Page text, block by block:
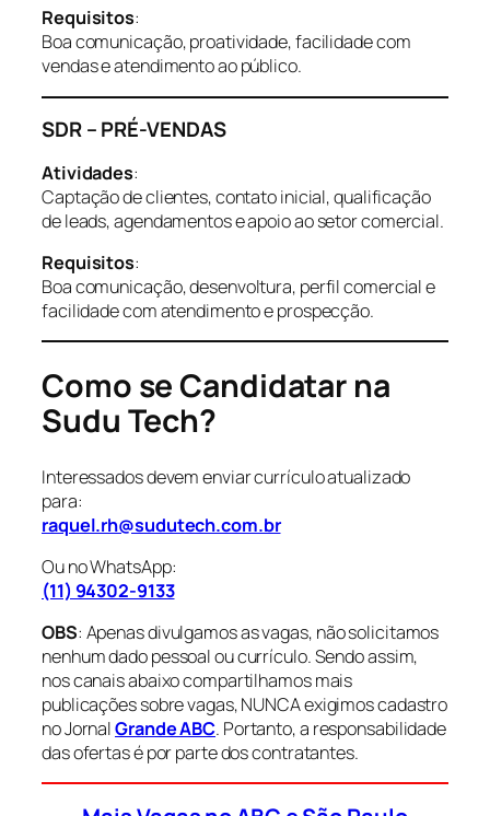
Requisitos:
Boa comunicação, proatividade, facilidade com
vendas e atendimento ao público.
SDR – PRÉ-VENDAS
Atividades:
Captação de clientes, contato inicial, qualificação
de leads, agendamentos e apoio ao setor comercial.
Requisitos:
Boa comunicação, desenvoltura, perfil comercial e
facilidade com atendimento e prospecção.
Como se Candidatar na
Sudu Tech?
Interessados devem enviar currículo atualizado
para:
raquel.rh@sudutech.com.br
Ou no WhatsApp:
(11) 94302-9133
OBS: Apenas divulgamos as vagas, não solicitamos
nenhum dado pessoal ou currículo. Sendo assim,
nos canais abaixo compartilhamos mais
publicações sobre vagas, NUNCA exigimos cadastro
no JornalGrande ABC. Portanto, a responsabilidade
das ofertas é por parte dos contratantes.